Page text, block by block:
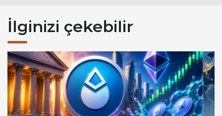
İlginizi çekebilir